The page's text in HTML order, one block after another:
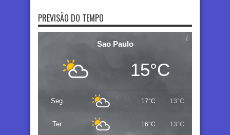
PREVISÃO DO TEMPO
Sao Paulo
15°C
Seg 17°C 13°C
Ter 16°C 13°C